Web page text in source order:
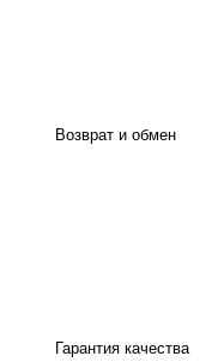
Возврат и обмен
Гарантия качества